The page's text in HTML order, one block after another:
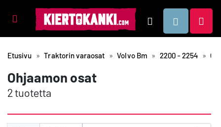
Tuotealueet Hae
Etusivu Traktorin varaosat Volvo Bm 2200 - 2254
Ohjaamon osat
2 tuotetta